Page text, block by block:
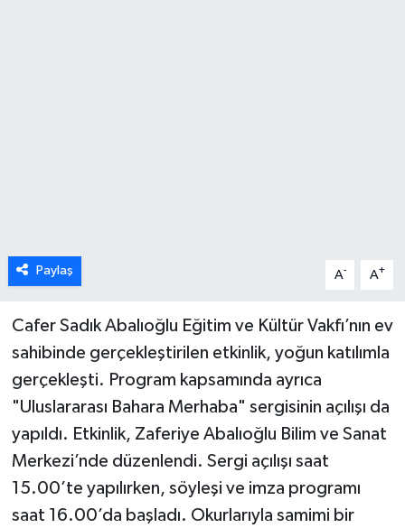
Paylaş A- A+
Cafer Sadık Abalıoğlu Eğitim ve Kültür Vakfı’nın ev
sahibinde gerçekleştirilen etkinlik, yoğun katılımla
gerçekleşti. Program kapsamında ayrıca
"Uluslararası Bahara Merhaba" sergisinin açılışı da
yapıldı. Etkinlik, Zaferiye Abalıoğlu Bilim ve Sanat
Merkezi’nde düzenlendi. Sergi açılışı saat
15.00’te yapılırken, söyleşi ve imza programı
saat 16.00’da başladı. Okurlarıyla samimi bir